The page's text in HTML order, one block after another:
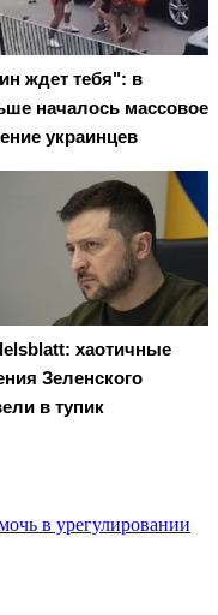
ждет тебя": в
началось массовое
украинцев
хаотичные
Зеленского
в тупик
в урегулировании